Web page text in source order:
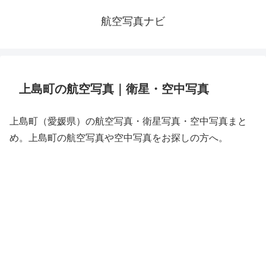
航空写真ナビ
上島町の航空写真｜衛星・空中写真
上島町（愛媛県）の航空写真・衛星写真・空中写真まと
め。上島町の航空写真や空中写真をお探しの方へ。